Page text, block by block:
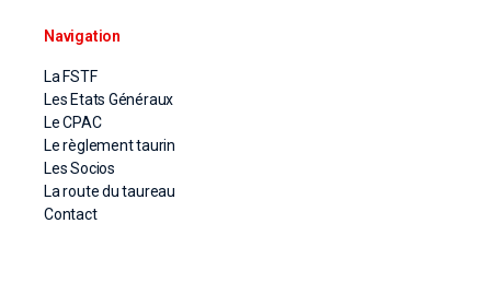
Navigation
La FSTF
Les Etats Généraux
Le CPAC
Le règlement taurin
Les Socios
La route du taureau
Contact